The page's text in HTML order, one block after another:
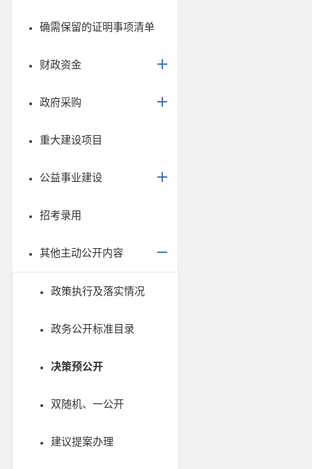
确需保留的证明事项清单
财政资金
政府采购
重大建设项目
公益事业建设
招考录用
其他主动公开内容
政策执行及落实情况
政务公开标准目录
决策预公开
双随机、一公开
建议提案办理